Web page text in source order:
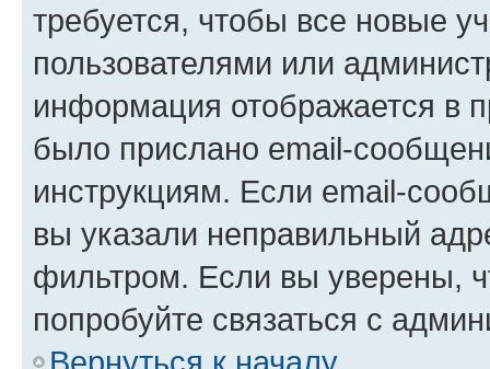
требуется, чтобы все новые
пользователями или
информация отображается в
было прислано email-
инструкциям. Если email-
вы указали неправильный
фильтром. Если вы уверены,
попробуйте связаться с
Вернуться к началу